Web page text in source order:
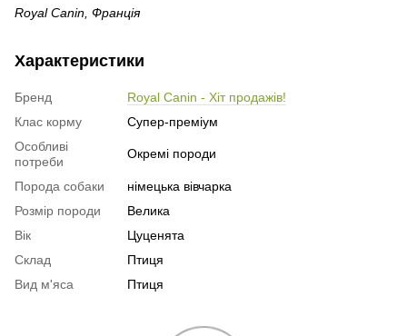
Royal Canin, Франція
Характеристики
Бренд
Royal Canin - Хіт продажів!
Клас корму
Супер-преміум
Особливі
потреби
Окремі породи
Порода собаки
німецька вівчарка
Розмір породи
Велика
Вік
Цуценята
Склад
Птиця
Вид м'яса
Птиця